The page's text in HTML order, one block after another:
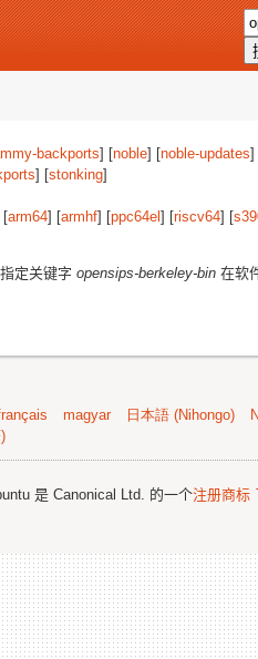
backports] [noble] [noble-updates]
] [stonking]
[arm64] [armhf] [ppc64el ] [riscv64] [
定关键字 opensips-berkeley-bin 在软
magyar 日本語 (Nihongo)
是 Canonical Ltd. 的一个注册商标